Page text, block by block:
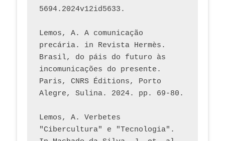
5694.2024v12id5633.
Lemos, A. A comunicação
precária. in Revista Hermès.
Brasil, do páis do futuro às
incomunicações do presente.
Paris, CNRS Éditions, Porto
Lemos, A. Verbetes
"Cibercultura" e "Tecnologia".